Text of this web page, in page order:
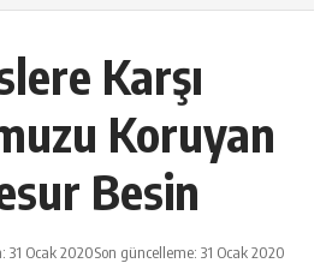
Karşı
Koruyan
Besin
31 Ocak 2020Son güncelleme: 31 Ocak 2020